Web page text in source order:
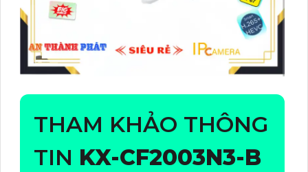
THAM KHẢO THÔNG
TIN KX-CF2003N3-B